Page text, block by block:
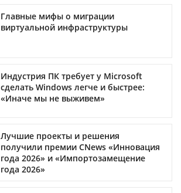
Главные мифы о миграции
виртуальной инфраструктуры
Индустрия ПК требует у Microsoft
сделать Windows легче и быстрее:
«Иначе мы не выживем»
Лучшие проекты и решения
получили премии CNews «Инновация
года 2026» и «Импортозамещение
года 2026»